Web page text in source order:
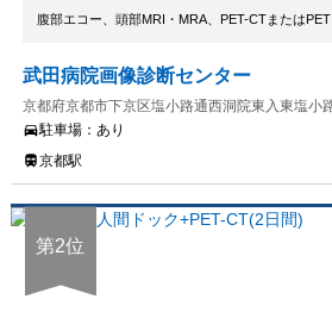
腹部エコー、頭部MRI・MRA、PET-CTまたは
武田病院画像診断センター
京都府京都市下京区塩小路通西洞院東入東塩小
駐車場： あり
京都駅
第2位